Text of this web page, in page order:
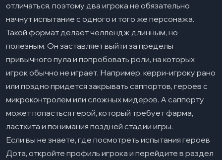
отличаться, поэтому два игрока не обязательно
начнут испытание с одного и того же персонажа.
Такой формат делает челлендж длинным, но
полезным. Он заставляет выйти за пределы
привычного пула и попробовать роли, на которых
игрок обычно не играет. Например, керри-игроку рано
или поздно придется закрывать саппортов, героев с
микроконтролем или сложных мидеров. А саппорту
может попасться герой, который требует фарма,
ластхита и понимания поздней стадии игры.
Если вы не знаете, где посмотреть испытания героев
Дота, откройте профиль игрока и перейдите в раздел